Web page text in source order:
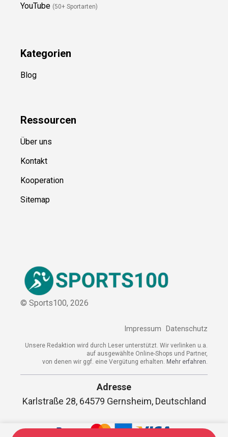
Folge Uns
YouTube (50+ Sportarten)
Blog
Ressource
Über uns
Kontakt
© Sports100,2026
Unsere Redaktion wird durch Leser unterstützt. Wir verlinken
von denen wir ggf. eine Vergütung erhalten.Mehr erfahren.
Adresse